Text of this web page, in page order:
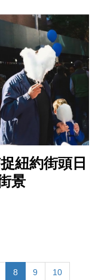
紐約街頭日
景
8 9 10